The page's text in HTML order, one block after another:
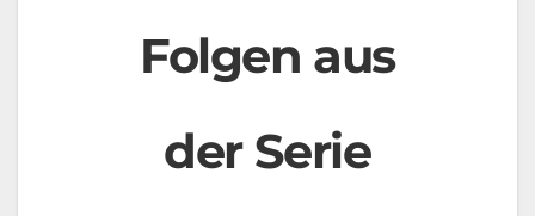
Folgen aus
der Serie